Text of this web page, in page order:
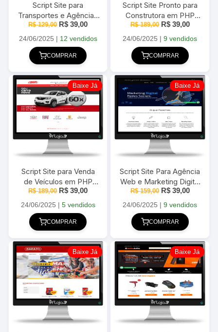
Script Site para
Transportes e Agências
de Viagens 100%
responsivo
R$129,00 O
original
era:
R$ 129,00.
R$ 39,00O
atual
24/06/2025 | 12 vendidos
COMPRAR
Script Site Pronto para
Construtora em PHP
com Painel
Administrador
R$189,00 O
original
era:
R$ 189,00.
R$39,00O
atual
24/06/2025 |9 vendidos
COMPRAR
Baixe Já
Script Site para Venda
de Veículos em PHP
com painel administrável
R$189,00 O
original
era:
R$ 189,00.
R$ 39,00O
atual
24/06/2025 | 5 vendidos
COMPRAR
Baixe Já
Script Site Para Agência
Web e Marketing Digital
em PHP
R$159,00 O
original
era:
R$ 159,00.
R$39,00O
atual
24/06/2025 |9 vendidos
COMPRAR
Baixe Já Baixe Já